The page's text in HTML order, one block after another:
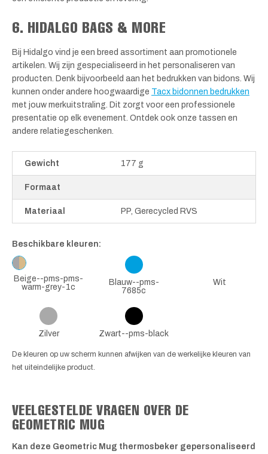
6. HIDALGO BAGS & MORE
Bij Hidalgo vind je een breed assortiment aan promotionele
artikelen. Wij zijn gespecialiseerd in het personaliseren van
producten. Denk bijvoorbeeld aan het bedrukken van bidons. Wij
kunnen onder andere hoogwaardige Tacx bidonnen bedrukken
met jouw merkuitstraling. Dit zorgt voor een professionele
presentatie op elk evenement. Ontdek ook onze tassen en
andere relatiegeschenken.
Gewicht 177 g
Formaat
Materiaal PP, Gerecycled RVS
Beschikbare kleuren:
Beige--pms-pms-
warm-grey-1c
Blauw--pms-
7685c
Wit
Zilver Zwart--pms-black
De kleuren op uw scherm kunnen afwijken van de werkelijke kleuren van
het uiteindelijke product.
VEELGESTELDE VRAGEN OVER DE
GEOMETRIC MUG
Kan deze Geometric Mug thermosbeker gepersonaliseerd